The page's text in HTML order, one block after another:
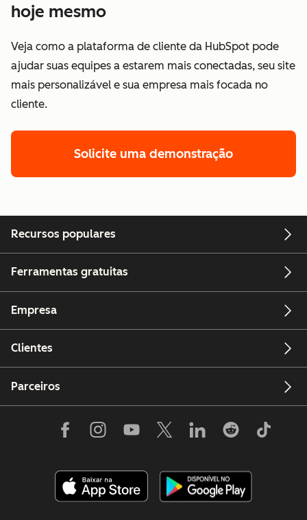
hoje mesmo
Veja como a plataforma de cliente da HubSpot pode
ajudar suas equipes a estarem mais conectadas, seu site
mais personalizável e sua empresa mais focada no
cliente.
Solicite uma demonstração
Recursos populares
Ferramentas gratuitas
Empresa
Clientes
Parceiros